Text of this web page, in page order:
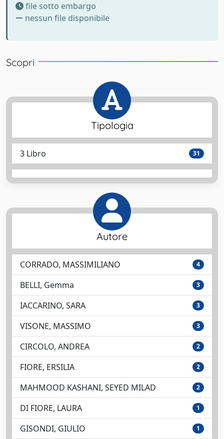
file sotto embargo
nessun file disponibile
Scopri
Tipologia
3 Libro 31
Autore
CORRADO, MASSIMILIANO 4
BELLI, Gemma 3
IACCARINO, SARA 3
VISONE, MASSIMO 3
CIRCOLO, ANDREA 2
FIORE, ERSILIA 2
MAHMOOD KASHANI, SEYED MILAD 2
DI FIORE, LAURA 1
GISONDI, GIULIO 1